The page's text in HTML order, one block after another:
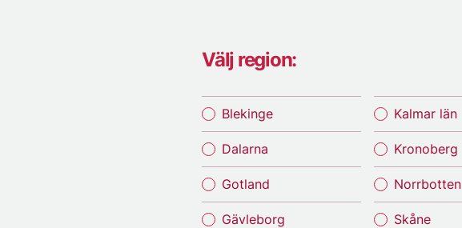
Välj region:
Blekinge
Dalarna
Gotland
Gävleborg
Kalmar län
Kronoberg
Norrbotten
Skåne